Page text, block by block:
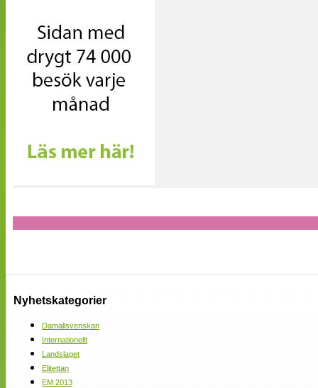
Nyhetskategorier
Damallsvenskan
Internationellt
Landslaget
Elitettan
EM 2013